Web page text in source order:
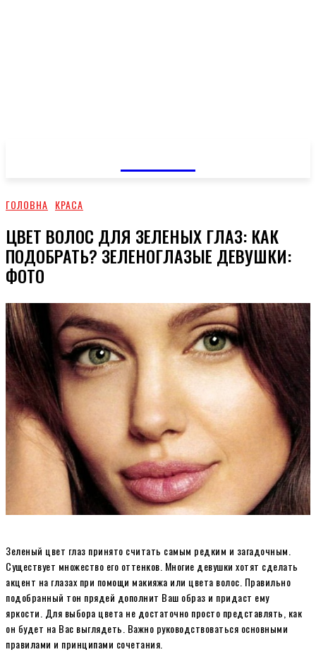
ГОЛОВНА КРАСА
ЦВЕТ ВОЛОС ДЛЯ ЗЕЛЕНЫХ ГЛАЗ: КАК
ПОДОБРАТЬ? ЗЕЛЕНОГЛАЗЫЕ ДЕВУШКИ:
ФОТО
Зеленый цвет глаз принято считать самым редким и загадочным.
Существует множество его оттенков. Многие девушки хотят сделать
акцент на глазах при помощи макияжа или цвета волос. Правильно
подобранный тон прядей дополнит Ваш образ и придаст ему
яркости. Для выбора цвета не достаточно просто представлять, как
он будет на Вас выглядеть. Важно руководствоваться основными
правилами и принципами сочетания.